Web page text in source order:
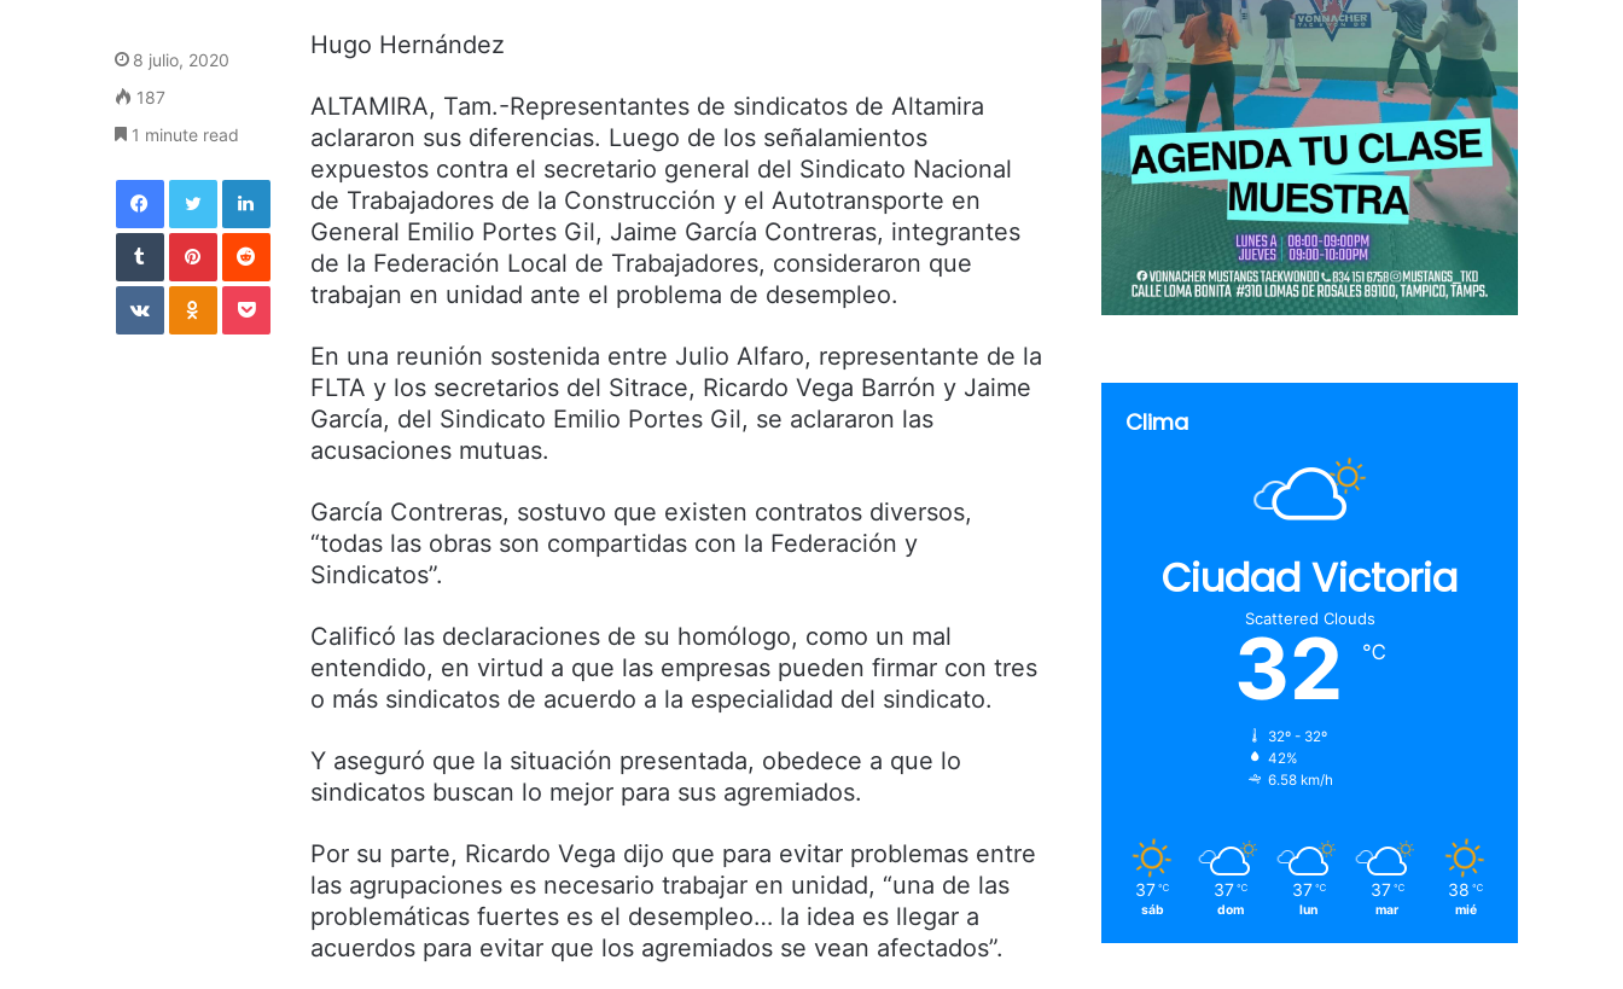
Hugo Hernández
ALTAMIRA, Tam.-Representantes de sindicatos de Altamira
aclararon sus diferencias. Luego de los señalamientos
expuestos contra el secretario general del Sindicato Nacional
de Trabajadores de la Construcción y el Autotransporte en
General Emilio Portes Gil, Jaime García Contreras, integrantes
de la Federación Local de Trabajadores, consideraron que
trabajan en unidad ante el problema de desempleo.
En una reunión sostenida entre Julio Alfaro, representante de la
FLTA y los secretarios del Sitrace, Ricardo Vega Barrón y Jaime
García, del Sindicato Emilio Portes Gil, se aclararon las
acusaciones mutuas.
García Contreras, sostuvo que existen contratos diversos,
“todas las obras son compartidas con la Federación y
Sindicatos”.
Calificó las declaraciones de su homólogo, como un mal
entendido, en virtud a que las empresas pueden firmar con tres
o más sindicatos de acuerdo a la especialidad del sindicato.
Y aseguró que la situación presentada, obedece a que lo
sindicatos buscan lo mejor para sus agremiados.
Por su parte, Ricardo Vega dijo que para evitar problemas entre
las agrupaciones es necesario trabajar en unidad, “una de las
problemáticas fuertes es el desempleo… la idea es llegar a
acuerdos para evitar que los agremiados se vean afectados”.
8 julio, 2020
187
1 minute read
Facebook Twitter LinkedIn
Tumblr Pinterest Reddit
VKontakte Odnoklassniki Pocket
Clima
Ciudad Victoria
Scattered Clouds
32 ℃
32º - 32º
42%
6.58 km/h
37 ℃
sáb
37 ℃
dom
37 ℃
lun
37 ℃
mar
38 ℃
mié